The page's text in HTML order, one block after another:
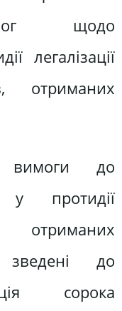
щодо
легалізації
отриманих
вимоги до
у протидії
отриманих
до
сорока